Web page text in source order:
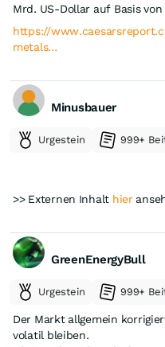
Mrd. US-Dollar auf Basis
https://
metals…
Minusbauer
Urgestein 999+
>> Externen Inhalt hier
GreenEnergyBull
Urgestein 999+
Der Markt allgemein
volatil bleiben.